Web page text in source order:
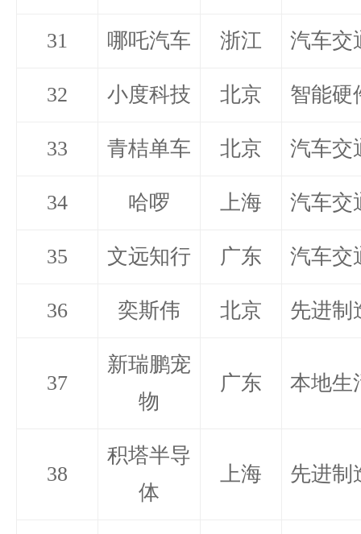
31 哪吒汽车 浙江 汽车交
32 小度科技 北京 智能硬
33 青桔单车 北京 汽车交
34 哈啰 上海 汽车交
35 文远知行 广东 汽车交
36 奕斯伟 北京 先进制
37
新瑞鹏宠
物
广东 本地生
38
积塔半导
体
上海 先进制